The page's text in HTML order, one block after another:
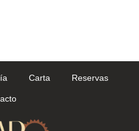
Carta Reservas